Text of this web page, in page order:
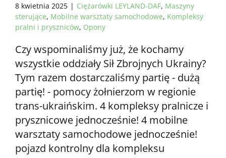
8 kwietnia 2025 | Ciężarówki LEYLAND-DAF, Maszyny
sterujące, Mobilne warsztaty samochodowe, Kompleksy
pralni i pryszniców, Opony
Czy wspominaliśmy już, że kochamy
wszystkie oddziały Sił Zbrojnych Ukrainy?
Tym razem dostarczaliśmy partię - dużą
partię! - pomocy żołnierzom w regionie
trans-ukraińskim. 4 kompleksy pralnicze i
prysznicowe jednocześnie! 4 mobilne
warsztaty samochodowe jednocześnie!
pojazd kontrolny dla kompleksu